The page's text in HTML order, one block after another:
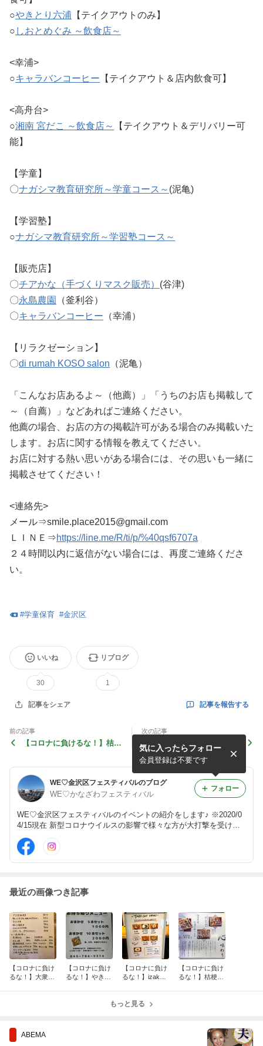
○やきとり六浦 【テイクアウトのみ】
○ しおとめぐみ ～飲食店～
<幸浦>
○キャラバンコーヒー 【テイクアウト＆店内飲食可】
<高舟台>
○湘南 宮だこ ～飲食店～
【テイクアウト＆デリバリー可
能】
【学童】
〇ナガシマ教育研究所～学童コース～ (泥亀)
【学習塾】
○ナガシマ教育研究所～学習塾コース～
【販売店】
〇チアかな（手づくりマスク販売） (谷津)
〇永島農園
（釜利谷）
〇キャラバンコーヒー （幸浦）
【リラクゼーション】
〇di rumah KOSO salon （泥亀）
「こんなお店あるよ～（他薦）」「うちのお店も掲載して
～（自薦）」などあればご連絡ください。
他薦の場合、お店の方の掲載許可がある場合のみ掲載いた
します。お店に関する情報を教えてください。
お店に対する熱い思いがある場合には、その思いも一緒に
掲載させてください！
<連絡先>
メール⇒smile.place2015@gmail.com
ＬＩＮＥ⇒https://line.me/R/ti/p/%40qsf6707a
２４時間以内に返信がない場合には、再度ご連絡くださ
い。
#学童保育 #金沢区
いいね
30
リブログ
1
記事をシェア 記事を報告する
前の記事
【コロナに負けるな！】桔梗
次の記事
【コロナに負けるな！】湘南
宮だこ ～飲食店～
WE♡金沢区フェスティバルのブログ
WE♡かなざわフェスティバル
WE♡金沢区フェスティバルのイベントの紹介をします♪ ※2020/0
4/15現在 新型コロナウイルスの影響で様々な方が大打撃を受けて
います。少しでもお役に立てればと思い、金沢区の飲食店のテイク
アウトなどの情報をお知らせしています。ご参考にして頂けると有
難いです。
気に入ったらフォロー
会員登録は不要です
フォロー
最近の画像つき記事
【コロナに負け
るな！】大衆酒
【コロナに負け
るな！】やきと
【コロナに負け
るな！】izakay
【コロナに負け
るな！】桔梗亭
もっと見る
ABEMA